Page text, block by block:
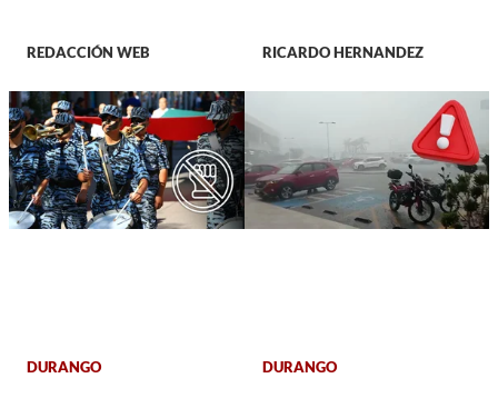
REDACCIÓN WEB RICARDO HERNANDEZ
DURANGO DURANGO